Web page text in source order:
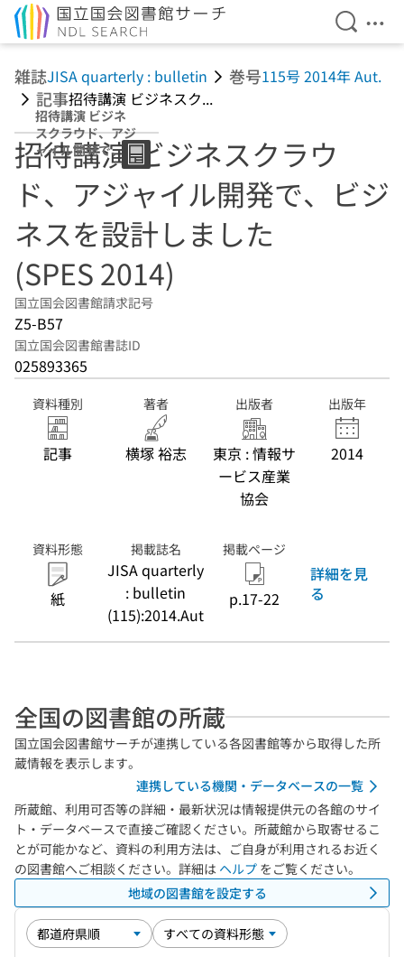
検索を
メ
雑誌JISA quarterly : bulletin 巻号115号 2014年 Aut.
記事招待講演 ビジネスク...
招待講演 ビジネ
スクラウド、アジ
ャイル開発で、ビ
ジネスを設計しま
した (SPES 2014)
招待講演 ビジネスクラウ
ド、アジャイル開発で、ビジ
ネスを設計しました
(SPES 2014)
国立国会図書館請求記号
Z5-B57
国立国会図書館書誌ID
025893365
資料種別
記事
著者
横塚 裕志
出版者
東京 : 情報サ
ービス産業
協会
出版年
2014
資料形態
紙
掲載誌名
JISA quarterly
: bulletin
(115):2014.Aut
掲載ページ
p.17-22
詳細を見
る
全国の図書館の所蔵
国立国会図書館サーチが連携している各図書館等から取得した所
蔵情報を表示します。
連携している機関・データベースの一覧
所蔵館、利用可否等の詳細・最新状況は情報提供元の各館のサイ
ト・データベースで直接ご確認ください。所蔵館から取寄せるこ
とが可能かなど、資料の利用方法は、ご自身が利用されるお近く
の図書館へご相談ください。詳細は ヘルプ をご覧ください。
地域の図書館を設定する